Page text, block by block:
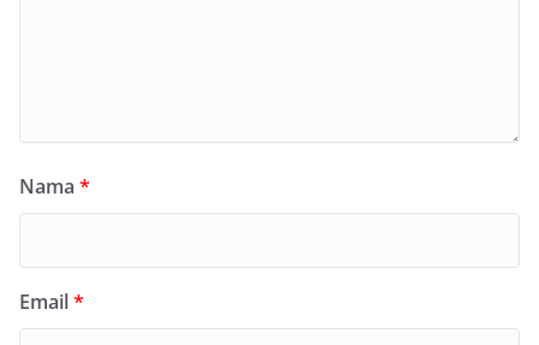
Nama *
Email*